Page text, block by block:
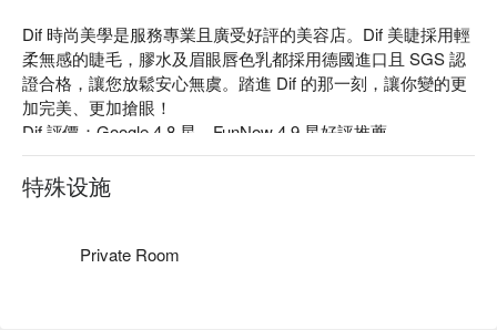
Dif 時尚美學是服務專業且廣受好評的美容店。Dif 美睫採用輕
柔無感的睫毛，膠水及眉眼唇色乳都採用德國進口且 SGS 認
證合格，讓您放鬆安心無虞。踏進 Dif 的那一刻，讓你變的更
加完美、更加搶眼！
Dif 評價：Google 4.8 星、FunNow 4.9 星好評推薦
Dif 服務：霧眉、野生眉、山茶花美睫、手部凝膠設計款等服
務。
Dif 推薦：Dif 擁有專業以及具備 15 年以上經驗的美睫師、美
眉，以及美睫，讓您五官更加立體有型。
特殊设施
Private Room